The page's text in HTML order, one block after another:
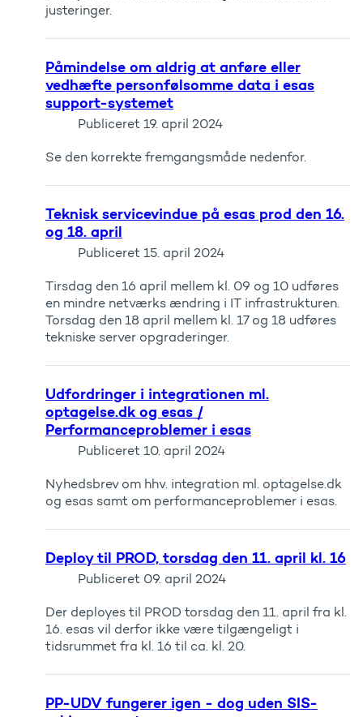
justeringer.
Påmindelse om aldrig at anføre eller
vedhæfte personfølsomme data i esas
support-systemet
Publiceret 19. april 2024
Se den korrekte fremgangsmåde nedenfor.
Teknisk servicevindue på esas prod den 16.
og 18. april
Publiceret 15. april 2024
Tirsdag den 16 april mellem kl. 09 og 10 udføres
en mindre netværks ændring i IT infrastrukturen.
Torsdag den 18 april mellem kl. 17 og 18 udføres
tekniske server opgraderinger.
Udfordringer i integrationen ml.
optagelse.dk og esas /
Performanceproblemer i esas
Publiceret 10. april 2024
Nyhedsbrev om hhv. integration ml. optagelse.dk
og esas samt om performanceproblemer i esas.
Deploy til PROD, torsdag den 11. april kl. 16
Publiceret 09. april 2024
Der deployes til PROD torsdag den 11. april fra kl.
16. esas vil derfor ikke være tilgængeligt i
tidsrummet fra kl. 16 til ca. kl. 20.
PP-UDV fungerer igen - dog uden SIS-